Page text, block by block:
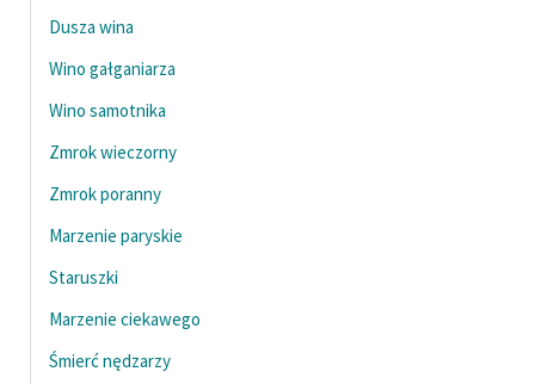
Dusza wina
Wino gałganiarza
Wino samotnika
Zmrok wieczorny
Zmrok poranny
Marzenie paryskie
Staruszki
Marzenie ciekawego
Śmierć nędzarzy